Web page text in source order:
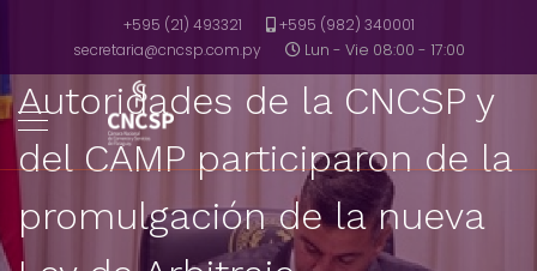
+595 (21) 493321
+595 (982) 340001
secretaria@cncsp.com.py
Lun - Vie 08:00 - 17:00
Autoridades de la CNCSP y
del CAMP participaron de la
promulgación de la nueva